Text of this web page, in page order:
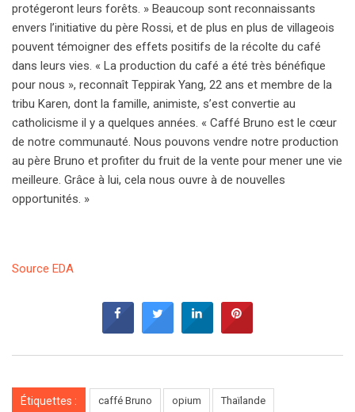
protégeront leurs forêts. » Beaucoup sont reconnaissants
envers l’initiative du père Rossi, et de plus en plus de villageois
pouvent témoigner des effets positifs de la récolte du café
dans leurs vies. « La production du café a été très bénéfique
pour nous », reconnaît Teppirak Yang, 22 ans et membre de la
tribu Karen, dont la famille, animiste, s’est convertie au
catholicisme il y a quelques années. « Caffé Bruno est le cœur
de notre communauté. Nous pouvons vendre notre production
au père Bruno et profiter du fruit de la vente pour mener une vie
meilleure. Grâce à lui, cela nous ouvre à de nouvelles
opportunités. »
Source EDA
Étiquettes : caffé Bruno opium Thaïlande